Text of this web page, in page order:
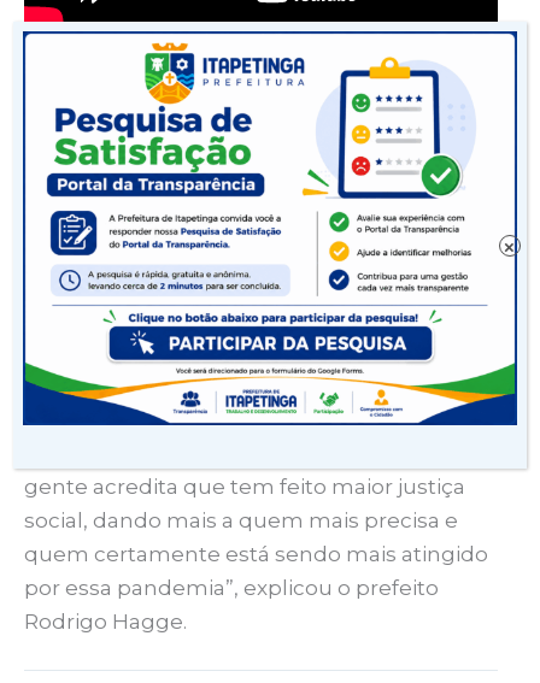
“Apesar de todas as dificuldades, a gente
conseguiu contemplar todos os alunos.
Muitos municípios têm desenvolvido
estratégias para, por conta da falta de verba,
distribuir um kit por família. Mas a gente
sabe que a nossa realidade requer uma
outra atenção. Nós temos famílias com até 9
filhos estudando. Nós temos escolas em
tempo integral que ofereciam 5 refeições
diárias. Assim, a gente sabe que um único kit
não supriria a necessidade de muitas
gente acredita que tem feito maior justiça
social, dando mais a quem mais precisa e
quem certamente está sendo mais atingido
por essa pandemia”, explicou o prefeito
Rodrigo Hagge.
×